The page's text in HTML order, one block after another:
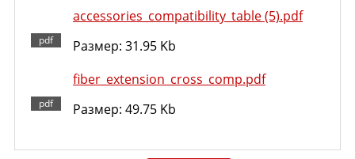
accessories_compatibility_table (5).pdf
Размер: 31.95 Kb
fiber_extension_cross_comp.pdf
Размер: 49.75 Kb